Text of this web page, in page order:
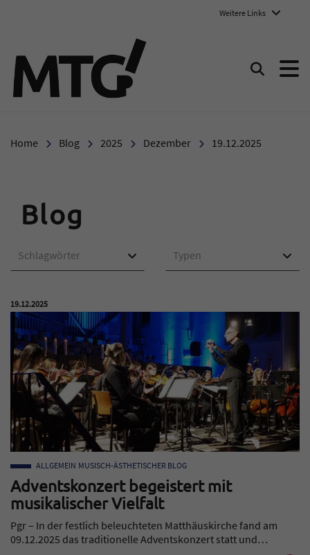
Weitere Links
Suchen
Home Blog 2025 Dezember 19.12.2025
Blog
Schlagwörter Typen
Veröffentlicht am:
19.12.2025
Adventskonzert begeistert mit
musikalischer Vielfalt
ALLGEMEIN MUSISCH-ÄSTHETISCHER BLOG
Pgr – In der festlich beleuchteten Matthäuskirche fand am
09.12.2025 das traditionelle Adventskonzert statt und…